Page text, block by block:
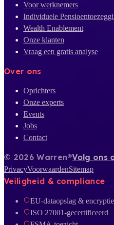
Voor werknemers
Individuele
Wealth Enablement
Onze klanten
Vraag een gratis analyse
Over ons
Oprichters
Onze experts
Events
Jobs
Contact
© 2026 Warren®Volg ons
PrivacyVoorwaardenSitemap
Veiligheid & compliance
EU-dataopslag & encryptie
ISO 27001-gecertificeerd